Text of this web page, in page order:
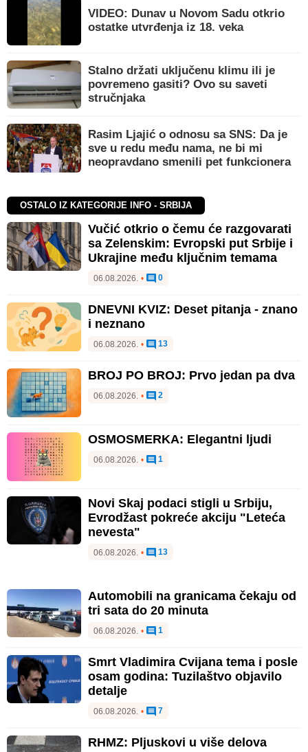
VIDEO: Dunav u Novom Sadu otkrio
ostatke utvrđenja iz 18. veka
Stalno držati uključenu klimu ili je
povremeno gasiti? Ovo su saveti
stručnjaka
Rasim Ljajić o odnosu sa SNS: Da je
sve u redu među nama, ne bi mi
neopravdano smenili pet funkcionera
OSTALO IZ KATEGORIJE INFO - SRBIJA
Vučić otkrio o čemu će razgovarati
sa Zelenskim: Evropski put Srbije i
Ukrajine među ključnim temama
06.08.2026. • 0
DNEVNI KVIZ: Deset pitanja - znano
i neznano
06.08.2026. • 13
BROJ PO BROJ: Prvo jedan pa dva
06.08.2026. • 2
OSMOSMERKA: Elegantni ljudi
06.08.2026. • 1
Novi Skaj podaci stigli u Srbiju,
Evrodžast pokreće akciju "Leteća
nevesta"
06.08.2026. • 13
Automobili na granicama čekaju od
tri sata do 20 minuta
06.08.2026. • 1
Smrt Vladimira Cvijana tema i posle
osam godina: Tuzilaštvo objavilo
detalje
06.08.2026. • 7
RHMZ: Pljuskovi u više delova